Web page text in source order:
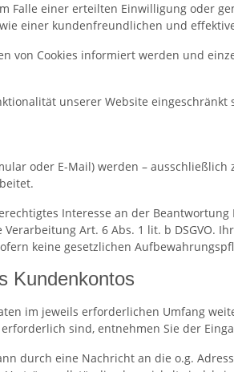
Falle einer erteilten Einwilligung oder
einer kundenfreundlichen und
von Cookies informiert werden und
unserer Website eingeschränkt
oder E-Mail) werden –
Interesse an der
Art. 6 Abs. 1 lit. b DSGVO.
keine gesetzlichen
Kundenkontos
im jeweils erforderlichen Umfang
sind, entnehmen Sie der
durch eine Nachricht an die o.g.